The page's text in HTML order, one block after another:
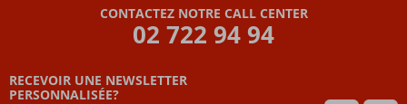
CONTACTEZ NOTRE CALL CENTER
02 722 94 94
RECEVOIR UNE NEWSLETTER
PERSONNALISÉE?